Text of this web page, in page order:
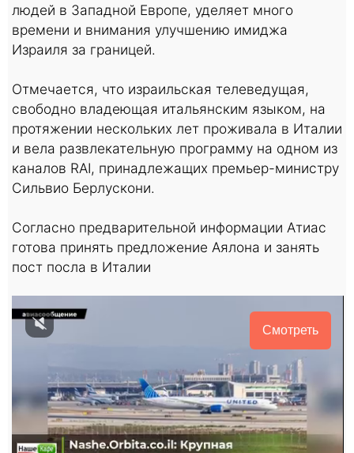
людей в Западной Европе, уделяет много
времени и внимания улучшению имиджа
Израиля за границей.
Отмечается, что израильская телеведущая,
свободно владеющая итальянским языком, на
протяжении нескольких лет проживала в Италии
и вела развлекательную программу на одном из
каналов RAI, принадлежащих премьер-министру
Сильвио Берлускони.
Согласно предварительной информации Атиас
готова принять предложение Аялона и занять
пост посла в Италии
Смотреть